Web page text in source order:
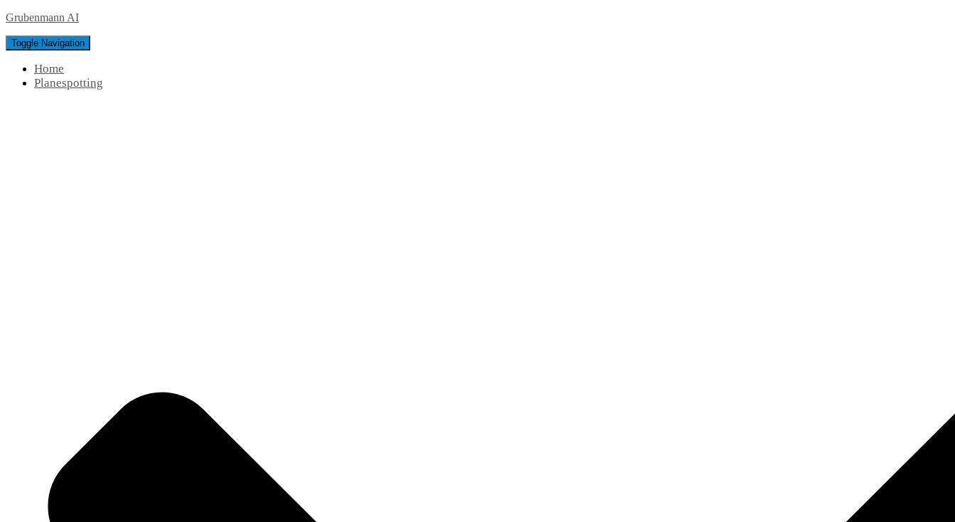
Grubenmann AI
Toggle Navigation
Home
Planespotting